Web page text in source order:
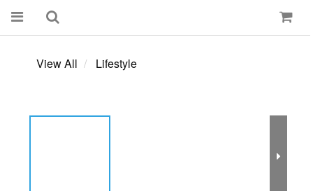
View All Lifestyle